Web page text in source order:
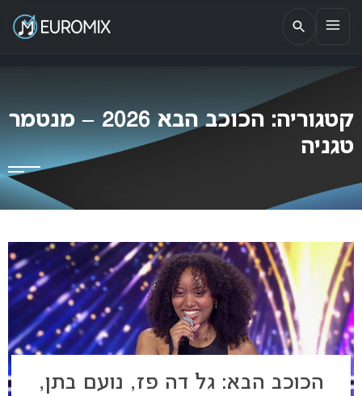
EUROMIX
אתר הבית של האירוויזיון בישראל
קטגוריה:
הכוכב הבא 2026 – מנטמר
טגניה
הכוכב הבא: גל דה פז, נועם בתן,